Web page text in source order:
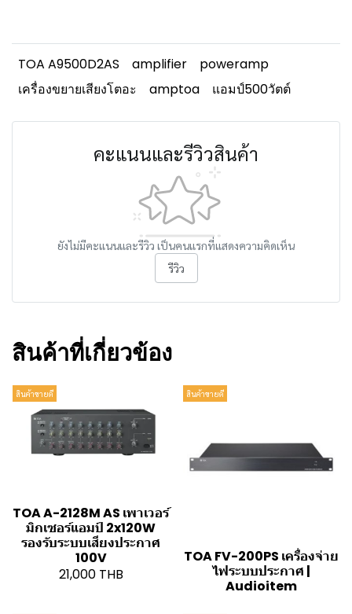
TOA A9500D2AS amplifier
poweramp
เครื่องขยายเสียงโตอะ
amptoa แอมป์500วัตต์
คะแนนและรีวิวสินค้า
ยังไม่มีคะแนนและรีวิว เป็นคนแรกที่แสดงความคิดเห็น
รีวิว
สินค้าที่เกี่ยวข้อง
สินค้าขายดี
TOA A-2128M AS เพาเวอร์
มิกเซอร์แอมป์ 2x120W
รองรับระบบเสียงประกาศ
100V
21,000 THB
สินค้าขายดี
TOA FV-200PS เครื่องจ่าย
ไฟระบบประกาศ |
Audioitem